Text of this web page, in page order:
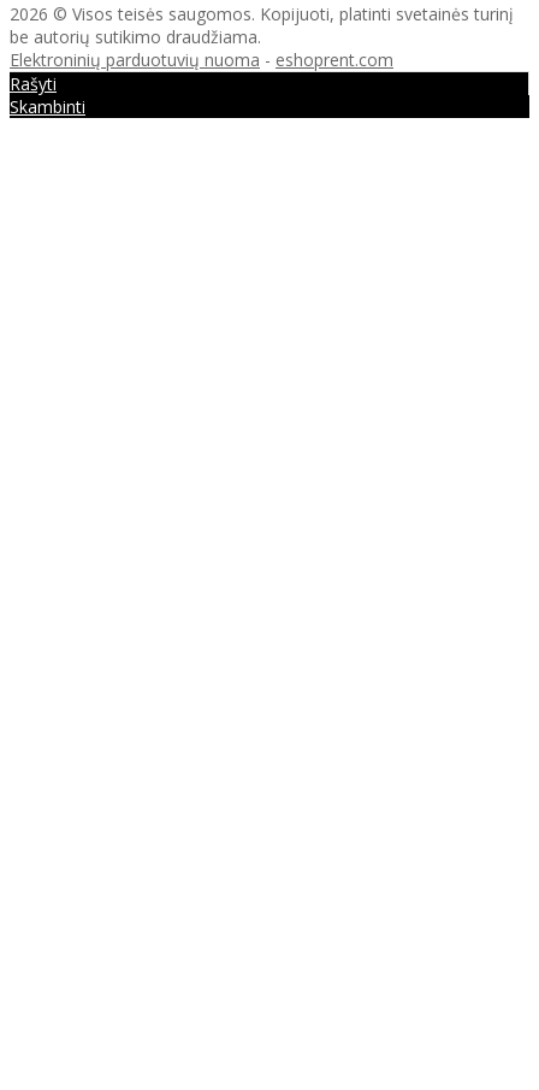
2026 © Visos teisės saugomos. Kopijuoti, platinti svetainės turinį
be autorių sutikimo draudžiama.
Elektroninių parduotuvių nuoma - eshoprent.com
Rašyti
Skambinti